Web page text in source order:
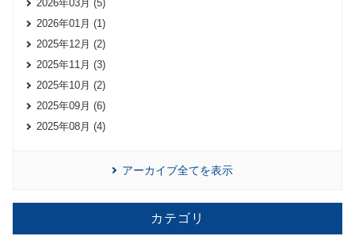
2026年03月 (5)
2026年01月 (1)
2025年12月 (2)
2025年11月 (3)
2025年10月 (2)
2025年09月 (6)
2025年08月 (4)
アーカイブ全てを表示
カテゴリ